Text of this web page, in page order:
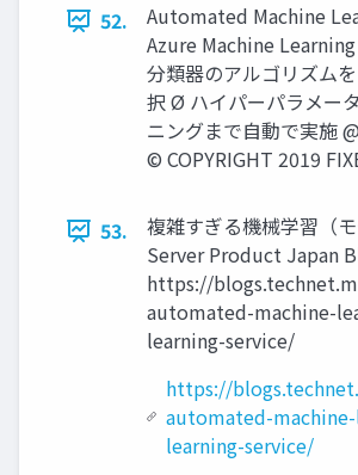
52.
Automated Machine
Azure Machine
分類器のアルゴリズム
択 Ø ハイパーパラメー
ニングまで⾃動で実施
© COPYRIGHT 2019
53.
複雑すぎる機械学習（
Server Product Japan
https://
automated-machine-
learning-service/
https://
automated-
learning-service/